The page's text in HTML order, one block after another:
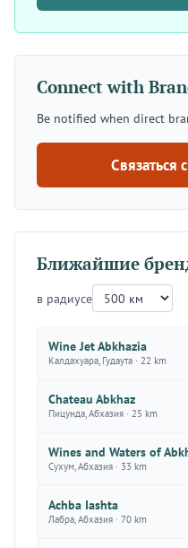
Connect with
Be notified when direct
Связаться
Ближайшие
в радиусе
Wine Jet Abkhazia
Калдахуара, Гудаута · 22 km
Chateau Abkhaz
Пицунда, Абхазия · 25 km
Wines and Waters of
Сухум, Абхазия · 33 km
Achba Iashta
Лабра, Абхазия · 70 km